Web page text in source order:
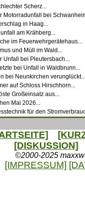
Scherz...
Motorradunfall bei
in Haag...
am Krähberg...
im Feuerwehrgerätehaus...
und Müll im Wald...
Unfall bei Pleutersbach...
bei Unfall in Waldbrunn...
bei Neunkirchen verunglückt...
auf Schloss Hirschhorn...
Großeinsatz aus...
Mai 2026...
für den
[DISKUSSION]
©2000-2025
[IMPRESSUM]